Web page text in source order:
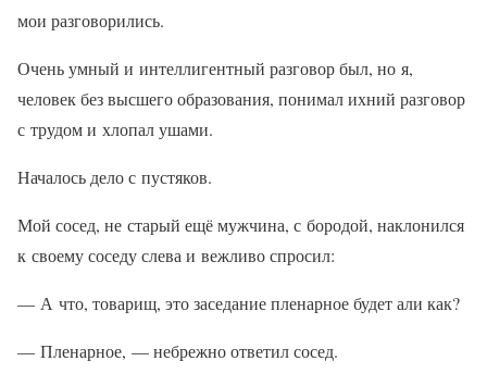
мои разговорились.
Очень умный и интеллигентный разговор был, но я,
человек без высшего образования, понимал ихний разговор
с трудом и хлопал ушами.
Началось дело с пустяков.
Мой сосед, не старый ещё мужчина, с бородой, наклонился
к своему соседу слева и вежливо спросил:
— А что, товарищ, это заседание пленарное будет али как?
— Пленарное, — небрежно ответил сосед.